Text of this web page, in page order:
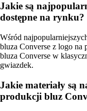
Jakie są
dostępne na rynku?
Wśród
bluza Converse z logo na
bluza Converse w
gwiazdek.
Jakie materiały są
produkcji bluz